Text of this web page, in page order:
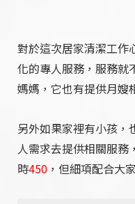
對於這次居家清潔工作
化的專人服務，服務就
媽媽，它也有提供月嫂
另外如果家裡有小孩，
人需求去提供相關服務
時450 ，但細項配合大